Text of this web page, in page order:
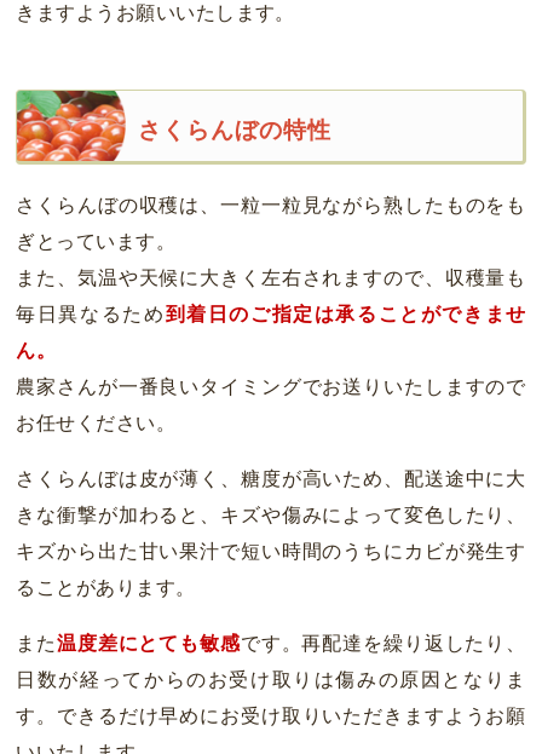
きますようお願いいたします。
さくらんぼの特性
さくらんぼの収穫は、一粒一粒見ながら熟したものをも
ぎとっています。
また、気温や天候に大きく左右されますので、収穫量も
毎日異なるため到着日のご指定は承ることができませ
ん。
農家さんが一番良いタイミングでお送りいたしますので
お任せください。
さくらんぼは皮が薄く、糖度が高いため、配送途中に大
きな衝撃が加わると、キズや傷みによって変色したり、
キズから出た甘い果汁で短い時間のうちにカビが発生す
ることがあります。
また温度差にとても敏感です。再配達を繰り返したり、
日数が経ってからのお受け取りは傷みの原因となりま
す。できるだけ早めにお受け取りいただきますようお願